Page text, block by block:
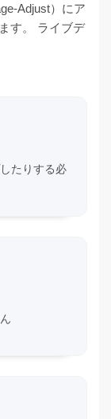
Adjust）にア
す。 ライブデ
たりする必